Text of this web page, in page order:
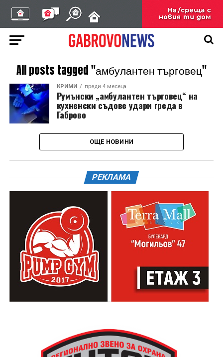
All posts tagged "амбулантен търговец"
КРИМИ преди 4 месеца
Румънски „амбулантен търговец“ на
кухненски съдове удари греда в
Габрово
ОЩЕ НОВИНИ
РЕКЛАМА